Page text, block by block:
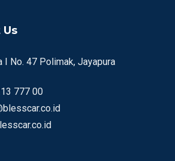
I No. 47 Polimak, Jayapura
777 00